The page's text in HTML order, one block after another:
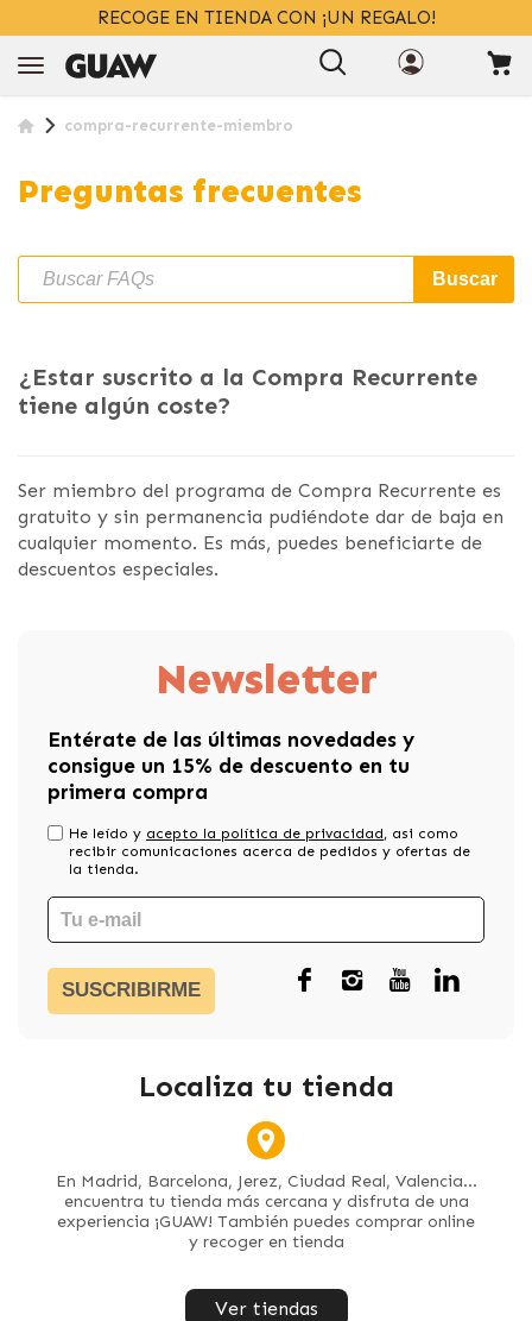
RECOGE EN TIENDA CON ¡UN REGALO!
compra-recurrente-miembro
Preguntas frecuentes
Buscar
¿Estar suscrito a la Compra Recurrente
tiene algún coste?
Ser miembro del programa de Compra Recurrente es
gratuito y sin permanencia pudiéndote dar de baja en
cualquier momento. Es más, puedes beneficiarte de
descuentos especiales.
Newsletter
Entérate de las últimas novedades y
consigue un 15% de descuento en tu
primera compra
He leído y acepto la política de privacidad, asi como
recibir comunicaciones acerca de pedidos y ofertas de
la tienda.
SUSCRIBIRME
Localiza tu tienda
En Madrid, Barcelona, Jerez, Ciudad Real, Valencia...
encuentra tu tienda más cercana y disfruta de una
experiencia ¡GUAW! También puedes comprar online
y recoger en tienda
Ver tiendas